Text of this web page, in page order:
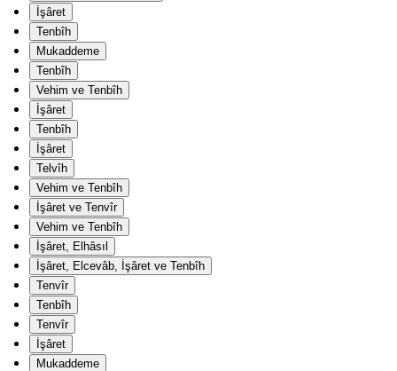
İşâret
Tenbîh
Mukaddeme
Tenbîh
Vehim ve Tenbîh
İşâret
Tenbîh
İşâret
Telvîh
Vehim ve Tenbîh
İşâret ve Tenvîr
Vehim ve Tenbîh
İşâret, Elhâsıl
İşâret, Elcevâb, İşâret ve Tenbîh
Tenvîr
Tenbîh
Tenvîr
İşâret
Mukaddeme